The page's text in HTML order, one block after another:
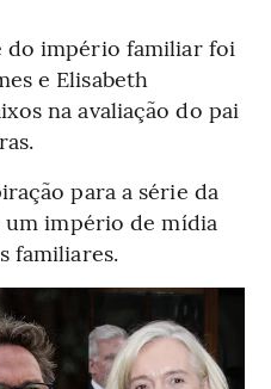
império familiar foi
e Elisabeth
na avaliação do pai
para a série da
um império de mídia
familiares.